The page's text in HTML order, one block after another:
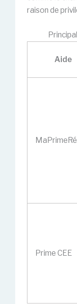
raison de
Aide
Prime CEE